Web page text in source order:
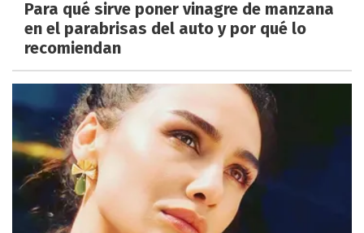
Para qué sirve poner vinagre de manzana
en el parabrisas del auto y por qué lo
recomiendan